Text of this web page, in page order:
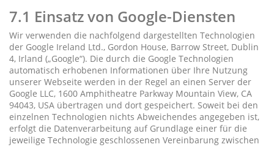
7.1 Einsatz von Google-Diensten
Wir verwenden die nachfolgend dargestellten Technologien
der Google Ireland Ltd., Gordon House, Barrow Street, Dublin
4, Irland („Google“). Die durch die Google Technologien
automatisch erhobenen Informationen über Ihre Nutzung
unserer Webseite werden in der Regel an einen Server der
Google LLC, 1600 Amphitheatre Parkway Mountain View, CA
94043, USA übertragen und dort gespeichert. Soweit bei den
einzelnen Technologien nichts Abweichendes angegeben ist,
erfolgt die Datenverarbeitung auf Grundlage einer für die
jeweilige Technologie geschlossenen Vereinbarung zwischen